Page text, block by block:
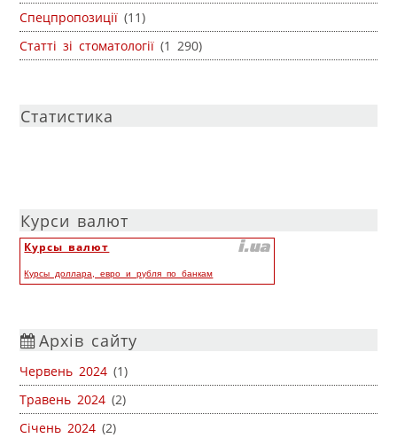
Спецпропозиції (11)
Статті зі стоматології (1 290)
Статистика
Курси валют
Курсы валют
Курсы доллара, евро и рубля по банкам
Архів сайту
Червень 2024 (1)
Травень 2024 (2)
Січень 2024 (2)